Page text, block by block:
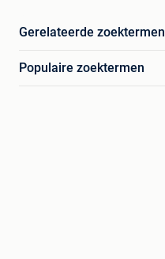
Gerelateerde zoektermen
Populaire zoektermen